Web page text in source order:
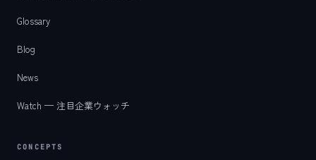
Glossary
Blog
News
Watch — 注目企業ウォッチ
CONCEPTS